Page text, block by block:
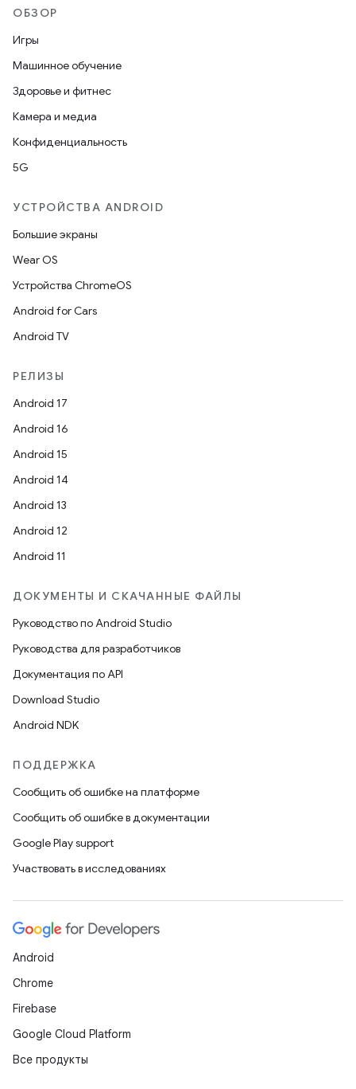
ОБЗОР
Игры
Машинное обучение
Здоровье и фитнес
Камера и медиа
Конфиденциальность
5G
УСТРОЙСТВА ANDROID
Большие экраны
Wear OS
Устройства ChromeOS
Android for Cars
Android TV
РЕЛИЗЫ
Android 17
Android 16
Android 15
Android 14
Android 13
Android 12
Android 11
ДОКУМЕНТЫ И СКАЧАННЫЕ ФАЙЛЫ
Руководство по Android Studio
Руководства для разработчиков
Документация по API
Download Studio
Android NDK
ПОДДЕРЖКА
Сообщить об ошибке на платформе
Сообщить об ошибке в документации
Google Play support
Участвовать в исследованиях
Android
Chrome
Firebase
Google Cloud Platform
Все продукты